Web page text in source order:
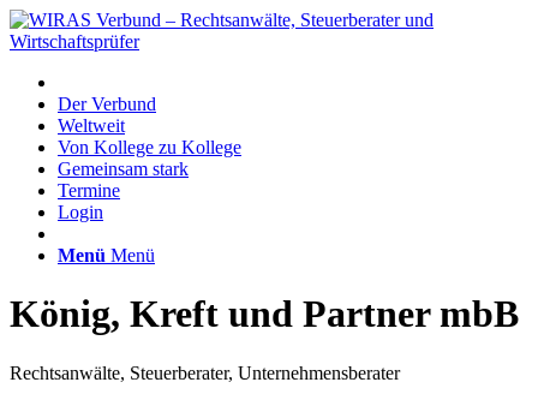
Der Verbund
Weltweit
Von Kollege zu Kollege
Gemeinsam stark
Termine
Login
Menü Menü
König, Kreft und Partner mbB
Rechtsanwälte, Steuerberater, Unternehmensberater